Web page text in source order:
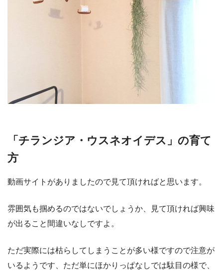
「チランジア・ウスネオイデス」の育て
方
動画サイトがありましたので見て頂ければと思います。
雰囲気も掴めるのではないでしょうか、見て頂ければ興味
が出ること間違いなしですよ。
ただ実際には枯らしてしまうことが多い様ですので注意が
いるようです、ただ単にほかりっぱなしでは駄目の様で、